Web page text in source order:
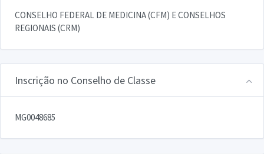
CONSELHO FEDERAL DE MEDICINA (CFM) E CONSELHOS
REGIONAIS (CRM)
Inscrição no Conselho de Classe
MG0048685